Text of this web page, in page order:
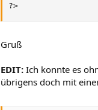
?>
Gruß
EDIT: Ich konnte es
übrigens doch mit